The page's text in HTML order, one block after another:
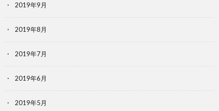
2019年9月
2019年8月
2019年7月
2019年6月
2019年5月